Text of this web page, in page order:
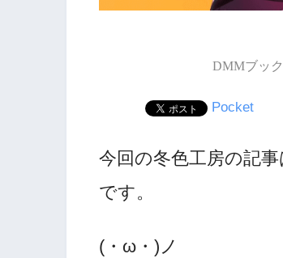
DMMブッ
Pocket
今回の冬色工房の記
です。
(・ω・)ノ